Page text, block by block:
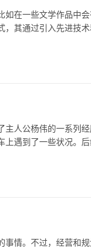
如在一些文学作品中
，其通过引入先进技
主人公杨伟的一系列
上遇到了一些状况。
事情。不过，经营和